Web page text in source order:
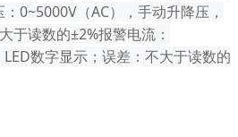
0~5000V（AC），手动升降压，
于读数的±2%报警电流：
数字显示；误差：不大于读数的